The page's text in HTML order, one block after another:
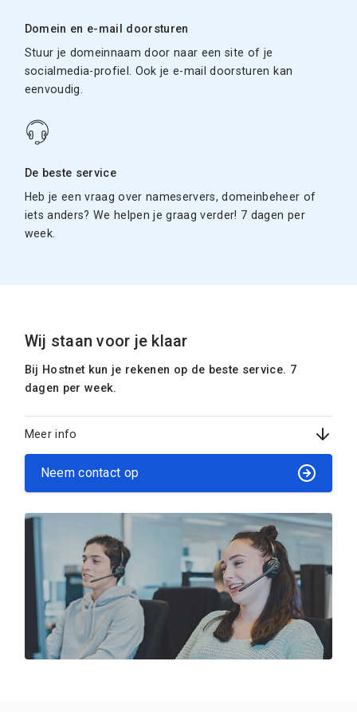
Domein en e-mail doorsturen
Stuur je domeinnaam door naar een site of je
socialmedia-profiel. Ook je e-mail doorsturen kan
eenvoudig.
De beste service
Heb je een vraag over nameservers, domeinbeheer of
iets anders? We helpen je graag verder! 7 dagen per
week.
Wij staan voor je klaar
Bij Hostnet kun je rekenen op de beste service. 7
dagen per week.
Meer info
Neem contact op